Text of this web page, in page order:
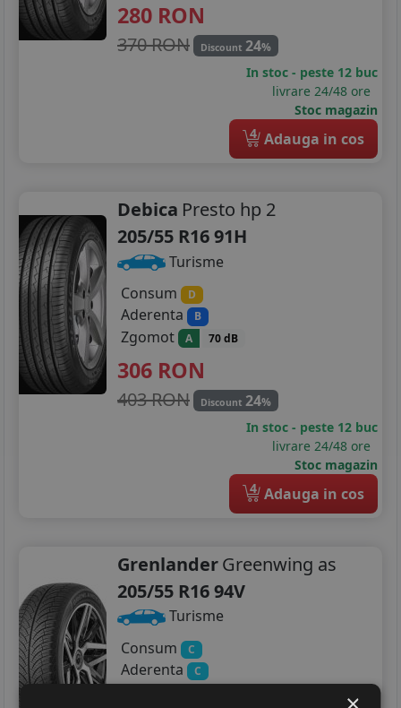
280 RON
370 RON Discount 24%
In stoc - peste 12 buc
livrare 24/48 ore
Stoc magazin
4 Adauga in cos
Debica Presto hp 2
205/55 R16 91H
Turisme
Consum
D
Aderenta B
Zgomot A 70 dB
306 RON
403 RON Discount 24%
In stoc - peste 12 buc
livrare 24/48 ore
Stoc magazin
4 Adauga in cos
GrenlanderGreenwing as
205/55 R16 94V
Turisme
Consum
C
Aderenta C